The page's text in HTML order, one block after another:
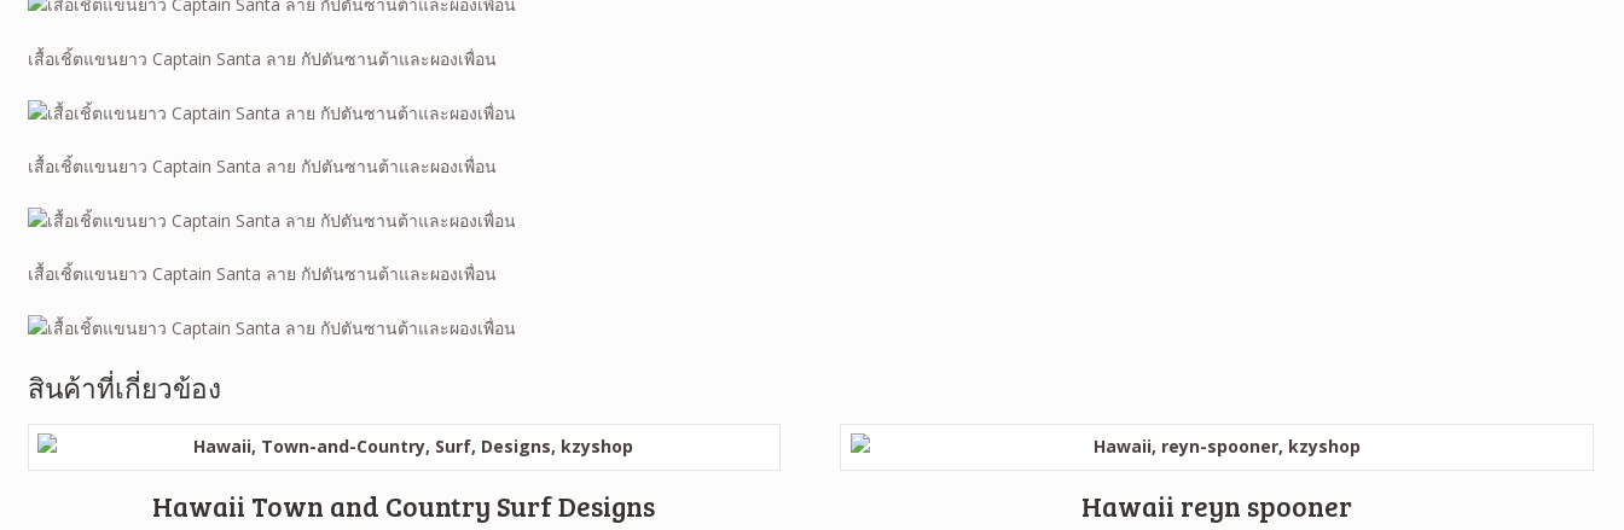
เสื้อเชิ้ตแขนยาว Captain Santa ลาย กัปตันซานต้าและผองเพื่อน
เสื้อเชิ้ตแขนยาว Captain Santa ลาย กัปตันซานต้าและผองเพื่อน
เสื้อเชิ้ตแขนยาว Captain Santa ลาย กัปตันซานต้าและผองเพื่อน
สินค้าที่เกี่ยวข้อง
Hawaii Town and Country Surf Designs Hawaii reyn spooner